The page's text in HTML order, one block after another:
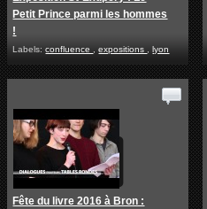
Petit Prince parmi les hommes
!
Labels:confluence ,expositions ,lyon
Fête du livre 2016 à Bron :